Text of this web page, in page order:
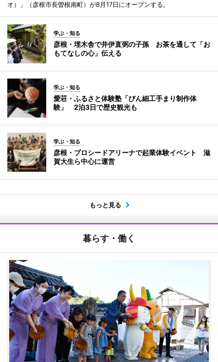
オ）」（彦根市長曽根南町）が8月17日にオープンする。
学ぶ・知る
彦根・埋木舎で井伊直弼の子孫 お茶を通して「お
もてなしの心」伝える
学ぶ・知る
愛荘・ふるさと体験塾「びん細工手まり制作体
験」 2泊3日で歴史観光も
学ぶ・知る
彦根・プロシードアリーナで起業体験イベント 滋
賀大生ら中心に運営
もっと見る
暮らす・働く